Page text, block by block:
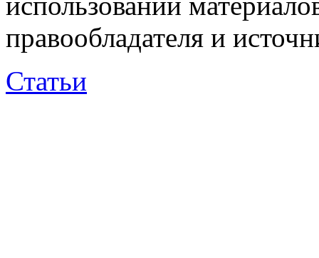
правообладателя и
Статьи